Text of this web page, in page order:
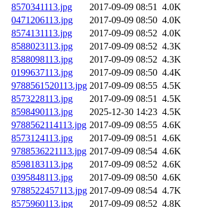
8570341113.jpg
2017-09-09 08:51 4.0K
0471206113.jpg
2017-09-09 08:50 4.0K
8574131113.jpg
2017-09-09 08:52 4.0K
8588023113.jpg
2017-09-09 08:52 4.3K
8588098113.jpg
2017-09-09 08:52 4.3K
0199637113.jpg
2017-09-09 08:50 4.4K
9788561520113.jpg 2017-09-09 08:55 4.5K
8573228113.jpg
2017-09-09 08:51 4.5K
8598490113.jpg
2025-12-30 14:23 4.5K
9788562114113.jpg 2017-09-09 08:55 4.6K
8573124113.jpg
2017-09-09 08:51 4.6K
9788536221113.jpg 2017-09-09 08:54 4.6K
8598183113.jpg
2017-09-09 08:52 4.6K
0395848113.jpg
2017-09-09 08:50 4.6K
9788522457113.jpg 2017-09-09 08:54 4.7K
8575960113.jpg
2017-09-09 08:52 4.8K